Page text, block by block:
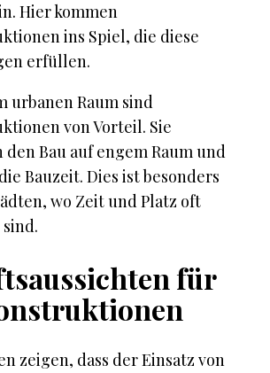
Hier kommen
ins Spiel, die diese
erfüllen.
urbanen Raum sind
von Vorteil. Sie
Bau auf engem Raum und
Bauzeit. Dies ist besonders
wo Zeit und Platz oft
für
zeigen, dass der Einsatz von